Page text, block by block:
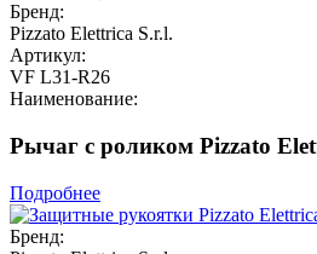
Бренд:
Pizzato Elettrica S.r.l.
Артикул:
VF L31-R26
Наименование:
Рычаг с роликом Pizzato
Подробнее
Бренд: